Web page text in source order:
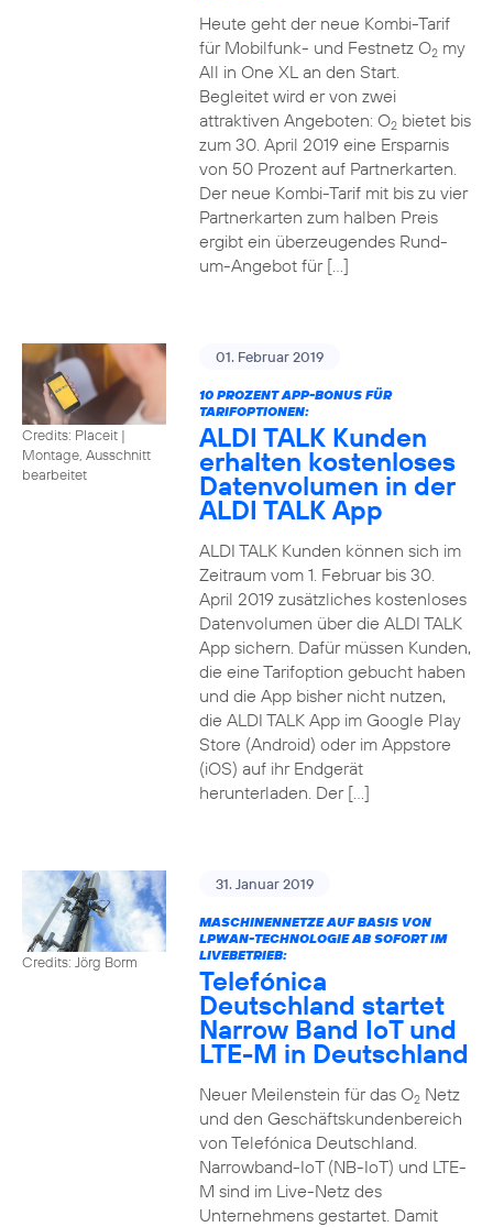
Heute geht der neue Kombi-Tarif
für Mobilfunk- und Festnetz O2my
All in One XL an den Start.
Begleitet wird er von zwei
attraktiven Angeboten: O2bietet bis
zum 30. April 2019 eine Ersparnis
von 50 Prozent auf Partnerkarten.
Der neue Kombi-Tarif mit bis zu vier
Partnerkarten zum halben Preis
ergibt ein überzeugendes Rund-
um-Angebot für […]
Credits: Placeit |
Montage, Ausschnitt
bearbeitet
01. Februar 2019
10 PROZENT APP-BONUS FÜR
TARIFOPTIONEN:
ALDI TALK Kunden
erhalten kostenloses
Datenvolumen in der
ALDI TALK App
ALDI TALK Kunden können sich im
Zeitraum vom 1. Februar bis 30.
April 2019 zusätzliches kostenloses
Datenvolumen über die ALDI TALK
App sichern. Dafür müssen Kunden,
die eine Tarifoption gebucht haben
und die App bisher nicht nutzen,
die ALDI TALK App im Google Play
Store (Android) oder im Appstore
(iOS) auf ihr Endgerät
herunterladen. Der […]
Credits: Jörg Borm
31. Januar 2019
MASCHINENNETZE AUF BASIS VON
LPWAN-TECHNOLOGIE AB SOFORT IM
LIVEBETRIEB:
Telefónica
Deutschland startet
Narrow Band IoT und
LTE-M in Deutschland
Neuer Meilenstein für das O2Netz
und den Geschäftskundenbereich
von Telefónica Deutschland.
Narrowband-IoT (NB-IoT) und LTE-
M sind im Live-Netz des
Unternehmens gestartet. Damit